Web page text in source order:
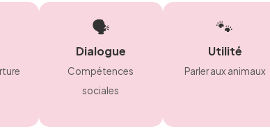
🗣️
Dialogue
Compétences
sociales
🐾
Utilité
Parler aux animaux